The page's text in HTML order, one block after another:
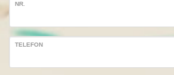
NR.
TELEFON